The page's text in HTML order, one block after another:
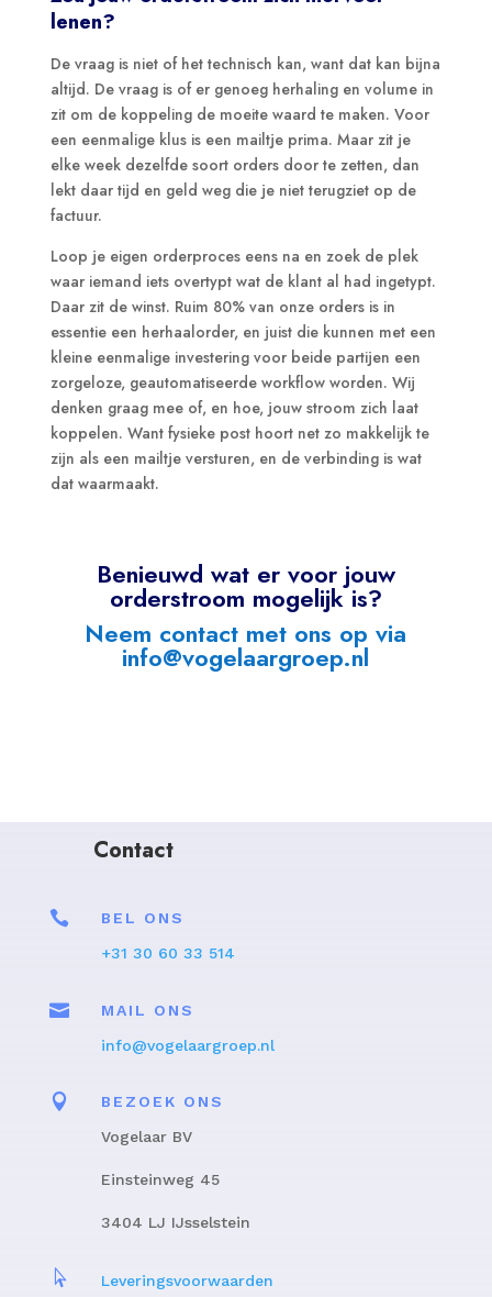
lenen?
De vraag is niet of het technisch kan, want dat kan bijna
altijd. De vraag is of er genoeg herhaling en volume in
zit om de koppeling de moeite waard te maken. Voor
een eenmalige klus is een mailtje prima. Maar zit je
elke week dezelfde soort orders door te zetten, dan
lekt daar tijd en geld weg die je niet terugziet op de
factuur.
Loop je eigen orderproces eens na en zoek de plek
waar iemand iets overtypt wat de klant al had ingetypt.
Daar zit de winst. Ruim 80% van onze orders is in
essentie een herhaalorder, en juist die kunnen met een
kleine eenmalige investering voor beide partijen een
zorgeloze, geautomatiseerde workflow worden. Wij
denken graag mee of, en hoe, jouw stroom zich laat
koppelen. Want fysieke post hoort net zo makkelijk te
zijn als een mailtje versturen, en de verbinding is wat
dat waarmaakt.
Benieuwd wat er voor jouw
orderstroom mogelijk is?
Neem contact met ons op via
info@vogelaargroep.nl
Contact

BEL ONS
+31 30 60 33 514

MAIL ONS
info@vogelaargroep.nl

BEZOEK ONS
Vogelaar BV
Einsteinweg 45
3404 LJ IJsselstein
 Leveringsvoorwaarden